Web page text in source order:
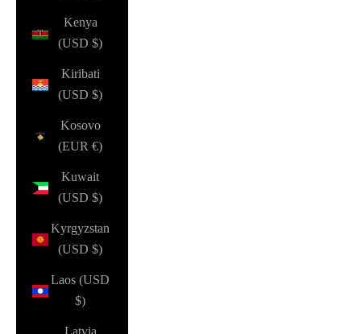
Kenya
(USD $)
Kiribati
(USD $)
Kosovo
(EUR €)
Kuwait
(USD $)
Kyrgyzstan
(USD $)
Laos (USD
$)
Latvia